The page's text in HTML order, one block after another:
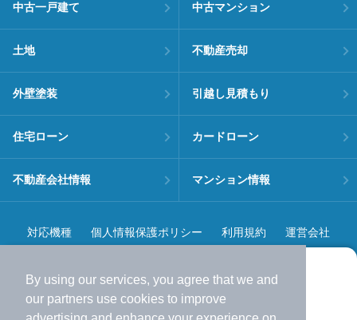
By using our services, you agree that we and
our partners use cookies to improve
より使いやすくなった
アプリで物件探ししませんか？
中古一戸建て 中古マンション
土地 不動産売却
外壁塗装 引越し見積もり
住宅ローン カードローン
不動産会社情報 マンション情報
対応機種 個人情報保護ポリシー 利用規約 運営会社